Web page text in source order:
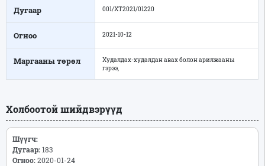
Дугаар 001/ХТ2021/01220
Огноо 2021-10-12
Маргааны төрөл
Худалдах-худалдан авах болон арилжааны
гэрээ,
Холбоотой шийдвэрүүд
Шүүгч:
Дугаар:183
Огноо:2020-01-24